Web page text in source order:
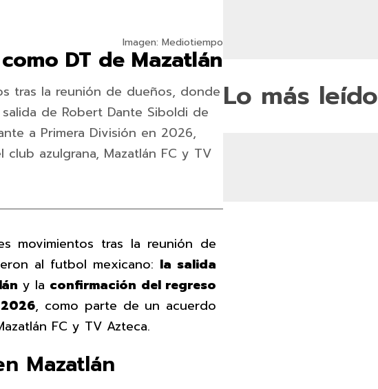
Imagen: Mediotiempo
DT de Mazatlán
tras la reunión de dueños, donde
de Robert Dante Siboldi de
a Primera División en 2026,
azulgrana, Mazatlán FC y TV
movimientos tras la reunión de
al futbol mexicano: la salida
y la confirmación del regreso
, como parte de un acuerdo
FC y TV Azteca.
Mazatlán
Lo más leído